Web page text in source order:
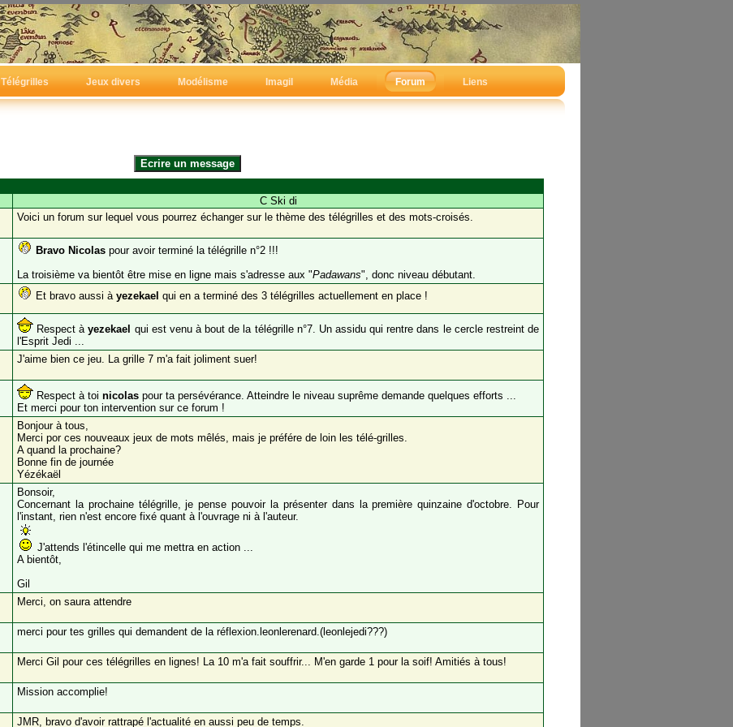
Télégrilles Jeux divers Modélisme Imagil Média Forum Liens
C Ski di
Voici un forum sur lequel vous pourrez échanger sur le thème des télégrilles et des mots-croisés.
Bravo Nicolas pour avoir terminé la télégrille n°2 !!!
La troisième va bientôt être mise en ligne mais s'adresse aux "Padawans", donc niveau débutant.
Et bravo aussi à yezekael qui en a terminé des 3 télégrilles actuellement en place !
Respect àyezekael qui est venu à bout de la télégrille n°7. Un assidu qui rentre dans le cercle restreint de
l'Esprit Jedi ...
J'aime bien ce jeu. La grille 7 m'a fait joliment suer!
Respect à toi nicolas pour ta persévérance. Atteindre le niveau suprême demande quelques efforts ...
Et merci pour ton intervention sur ce forum !
Bonjour à tous,
Merci por ces nouveaux jeux de mots mêlés, mais je préfére de loin les télé-grilles.
A quand la prochaine?
Bonne fin de journée
Yézékaël
Bonsoir,
Concernant la prochaine télégrille, je pense pouvoir la présenter dans la première quinzaine d'octobre. Pour
l'instant, rien n'est encore fixé quant à l'ouvrage ni à l'auteur.
J'attends l'étincelle qui me mettra en action ...
A bientôt,
Gil
Merci, on saura attendre
merci pour tes grilles qui demandent de la réflexion.leonlerenard.(leonlejedi???)
Merci Gil pour ces télégrilles en lignes! La 10 m'a fait souffrir... M'en garde 1 pour la soif! Amitiés à tous!
Mission accomplie!
JMR, bravo d'avoir rattrapé l'actualité en aussi peu de temps.